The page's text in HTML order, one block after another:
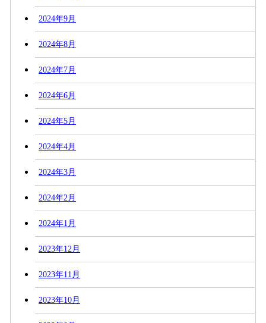
2024年9月
2024年8月
2024年7月
2024年6月
2024年5月
2024年4月
2024年3月
2024年2月
2024年1月
2023年12月
2023年11月
2023年10月